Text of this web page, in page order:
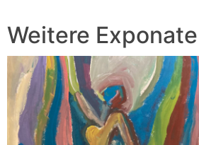
Weitere